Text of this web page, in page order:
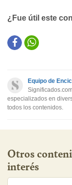
¿Fue útil este
Este contenido
Otro
Equipo de
especializados en
todos los contenidos.
Otros
interés